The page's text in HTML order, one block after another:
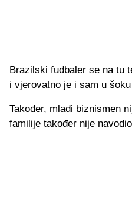
Brazilski fudbaler se na tu
i vjerovatno je i sam u
Također, mladi biznismen
familije također nije